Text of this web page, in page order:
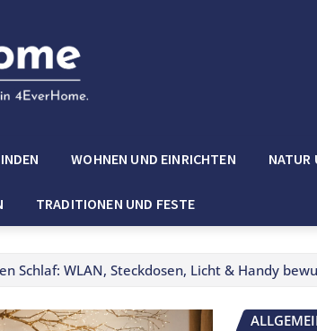
WOHNEN UND EINRICHTEN NATUR
TRADITIONEN UND FESTE
Schlaf: WLAN, Steckdosen, Licht & Handy